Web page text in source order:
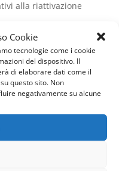
Cookie
tecnologie come i cookie
del dispositivo. Il
di elaborare dati come il
questo sito. Non
negativamente su alcune
alla riattivazione
in funzione
Vaillant verrà
di situazioni
dei
è continuo e
esigenze e gli
i suoi clienti!